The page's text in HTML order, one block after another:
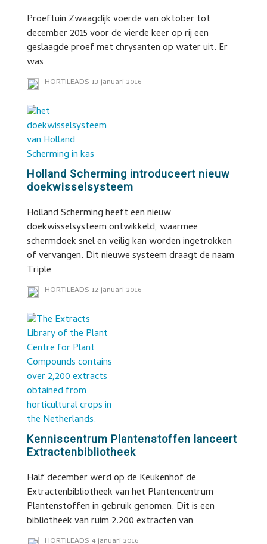
Proeftuin Zwaagdijk voerde van oktober tot
december 2015 voor de vierde keer op rij een
geslaagde proef met chrysanten op water uit. Er
was
HORTILEADS 13 januari 2016
Holland Scherming introduceert nieuw
doekwisselsysteem
Holland Scherming heeft een nieuw
doekwisselsysteem ontwikkeld, waarmee
schermdoek snel en veilig kan worden ingetrokken
of vervangen. Dit nieuwe systeem draagt de naam
Triple
HORTILEADS 12 januari 2016
Kenniscentrum Plantenstoffen lanceert
Extractenbibliotheek
Half december werd op de Keukenhof de
Extractenbibliotheek van het Plantencentrum
Plantenstoffen in gebruik genomen. Dit is een
bibliotheek van ruim 2.200 extracten van
HORTILEADS 4 januari 2016